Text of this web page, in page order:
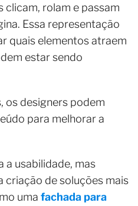
clicam, rolam e passam
Essa representação
quais elementos atraem
estar sendo
os designers podem
para melhorar a
a usabilidade, mas
criação de soluções mais
uma fachada para